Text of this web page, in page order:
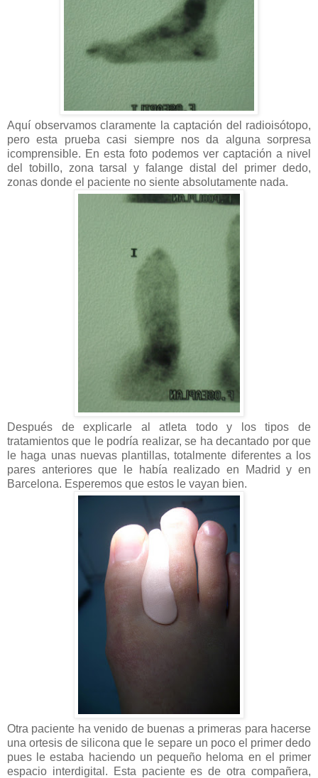
Aquí observamos claramente la captación del radioisótopo,
pero esta prueba casi siempre nos da alguna sorpresa
icomprensible. En esta foto podemos ver captación a nivel
del tobillo, zona tarsal y falange distal del primer dedo,
zonas donde el paciente no siente absolutamente nada.
Después de explicarle al atleta todo y los tipos de
tratamientos que le podría realizar, se ha decantado por que
le haga unas nuevas plantillas, totalmente diferentes a los
pares anteriores que le había realizado en Madrid y en
Barcelona. Esperemos que estos le vayan bien.
Otra paciente ha venido de buenas a primeras para hacerse
una ortesis de silicona que le separe un poco el primer dedo
pues le estaba haciendo un pequeño heloma en el primer
espacio interdigital. Esta paciente es de otra compañera,